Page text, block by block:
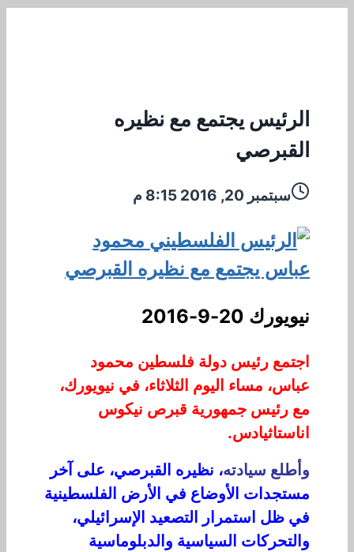
الرئيس يجتمع مع نظيره
القبرصي
سبتمبر 20, 2016 8:15 م
نيويورك 20-9-2016
اجتمع رئيس دولة فلسطين محمود
عباس، مساء اليوم الثلاثاء، في نيويورك،
مع رئيس جمهورية قبرص نيكوس
اناستاثيادس.
وأطلع سيادته، نظيره القبرصي، على آخر
مستجدات الأوضاع في الأرض الفلسطينية
في ظل استمرار التصعيد الإسرائيلي،
والتحركات السياسية والدبلوماسية